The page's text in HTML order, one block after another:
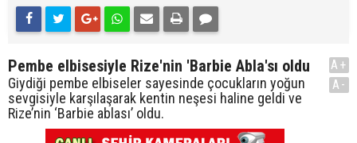
Pembe elbisesiyle Rize'nin 'Barbie Abla'sı oldu
Giydiği pembe elbiseler sayesinde çocukların yoğun
sevgisiyle karşılaşarak kentin neşesi haline geldi ve
Rize’nin ‘Barbie ablası’ oldu.
A+
A-